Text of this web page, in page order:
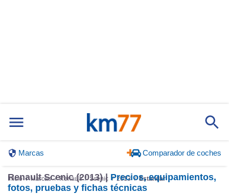
Marcas Comparador de coches
Inicio Marcas Renault Scenic 2013 Estándar
Renault Scenic (2013) | Precios, equipamientos,
fotos, pruebas y fichas técnicas